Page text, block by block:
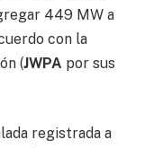
449 MW a
con la
(JWPA por sus
registrada a